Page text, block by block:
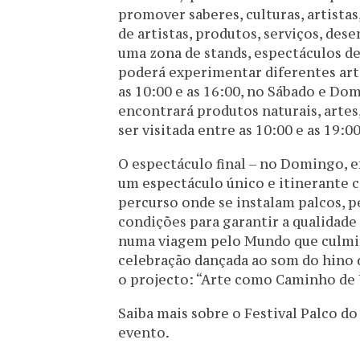
promover saberes, culturas,
de artistas, produtos, serviços,
uma zona de stands, espectáculos
poderá experimentar diferentes
as 10:00 e as 16:00, no Sábado e
encontrará produtos naturais,
ser visitada entre as 10:00 e as
O espectáculo final – no Domingo,
um espectáculo único e itinerante
percurso onde se instalam palcos,
condições para garantir a
numa viagem pelo Mundo que
celebração dançada ao som do
o projecto: “Arte como Caminho de
Saiba mais sobre o Festival Palco
evento.